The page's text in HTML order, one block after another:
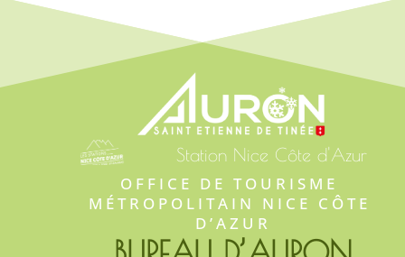
Station Nice Côte d'Azur
OFFICE DE TOURISME
MÉTROPOLITAIN NICE CÔTE
D’AZUR